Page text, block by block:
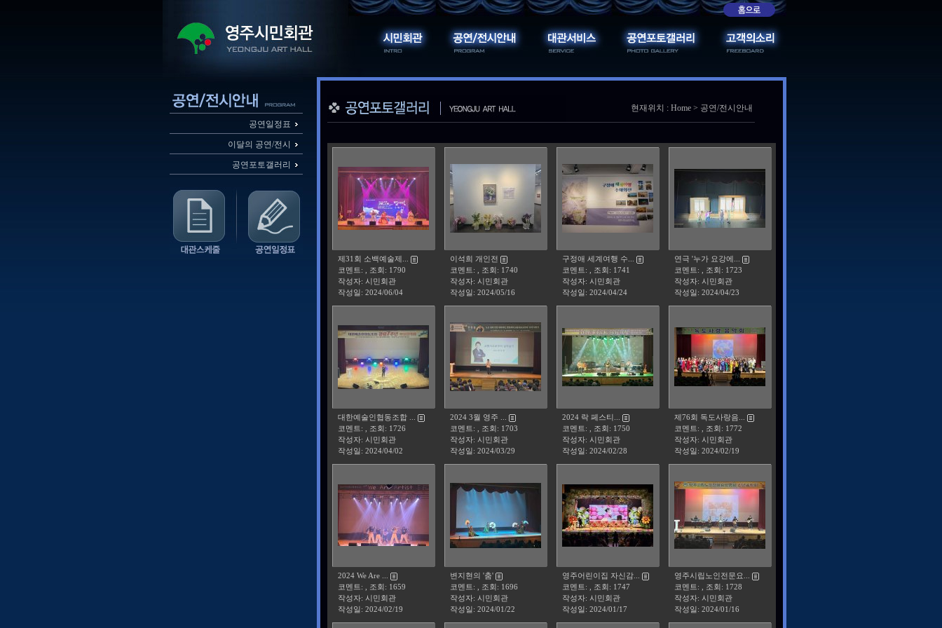
공연일정표
이달의 공연/전시
공연포토갤러리
현재위치 : Home > 공연/전시안내
제31회 소백예술제...
코멘트: , 조회: 1790
작성자: 시민회관
작성일: 2024/06/04
이석희 개인전
코멘트: , 조회: 1740
작성자: 시민회관
작성일: 2024/05/16
구정애 세계여행 수...
코멘트: , 조회: 1741
작성자: 시민회관
작성일: 2024/04/24
연극 '누가 요강에...
코멘트: , 조회: 1723
작성자: 시민회관
작성일: 2024/04/23
대한예술인협동조합 ...
코멘트: , 조회: 1726
작성자: 시민회관
작성일: 2024/04/02
2024 3월 영주 ...
코멘트: , 조회: 1703
작성자: 시민회관
작성일: 2024/03/29
2024 락 페스티...
코멘트: , 조회: 1750
작성자: 시민회관
작성일: 2024/02/28
제76회 독도사랑음...
코멘트: , 조회: 1772
작성자: 시민회관
작성일: 2024/02/19
2024 We Are ...
코멘트: , 조회: 1659
작성자: 시민회관
작성일: 2024/02/19
변지현의 '춤'
코멘트: , 조회: 1696
작성자: 시민회관
작성일: 2024/01/22
영주어린이집 자신감...
코멘트: , 조회: 1747
작성자: 시민회관
작성일: 2024/01/17
영주시립노인전문요...
코멘트: , 조회: 1728
작성자: 시민회관
작성일: 2024/01/16